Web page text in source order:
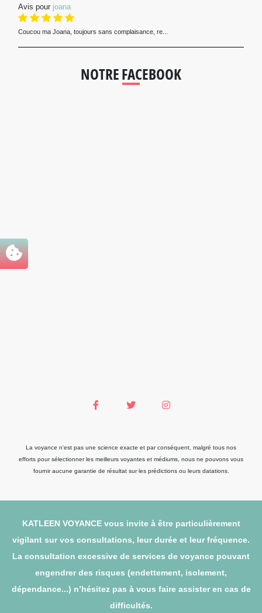
Avis pour joana
Coucou ma Joana, toujours sans complaisance, re...
NOTRE FACEBOOK
La voyance n'est pas une science exacte et par conséquent, malgré tous nos
efforts pour sélectionner les meilleurs voyantes et médiums, nous ne pouvons vous
fournir aucune garantie de résultat sur les prédictions ou leurs datations.
KATLEEN VOYANCE vous invite à être particulièrement
vigilant sur vos consultations, leur durée et leur fréquence.
La consultation excessive de services de voyance pouvant
engendrer des risques (endettement, isolement,
dépendance...) n’hésitez pas à vous faire assister en cas de
difficultés.